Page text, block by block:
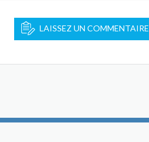
LAISSEZ UN COMMENTAIRE